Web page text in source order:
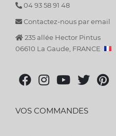
04 93 58 91 48
Contactez-nous par email
235 allée Hector Pintus
06610 La Gaude, FRANCE
VOS COMMANDES